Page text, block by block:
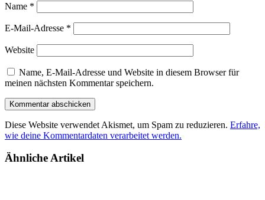
Name *
E-Mail-Adresse *
Website
Name, E-Mail-Adresse und Website in diesem Browser für
meinen nächsten Kommentar speichern.
Diese Website verwendet Akismet, um Spam zu reduzieren. Erfahre,
wie deine Kommentardaten verarbeitet werden.
Ähnliche Artikel